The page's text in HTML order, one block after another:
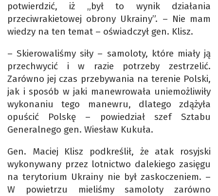
potwierdzić, iż „był to wynik działania
przeciwrakietowej obrony Ukrainy”. – Nie mam
wiedzy na ten temat – oświadczył gen. Klisz.
– Skierowaliśmy siły – samoloty, które miały ją
przechwycić i w razie potrzeby zestrzelić.
Zarówno jej czas przebywania na terenie Polski,
jak i sposób w jaki manewrowała uniemożliwiły
wykonaniu tego manewru, dlatego zdążyła
opuścić Polskę – powiedział szef Sztabu
Generalnego gen. Wiesław Kukuła.
Gen. Maciej Klisz podkreślił, że atak rosyjski
wykonywany przez lotnictwo dalekiego zasięgu
na terytorium Ukrainy nie był zaskoczeniem. –
W powietrzu mieliśmy samoloty zarówno